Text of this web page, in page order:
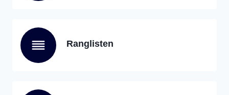
Ranglisten